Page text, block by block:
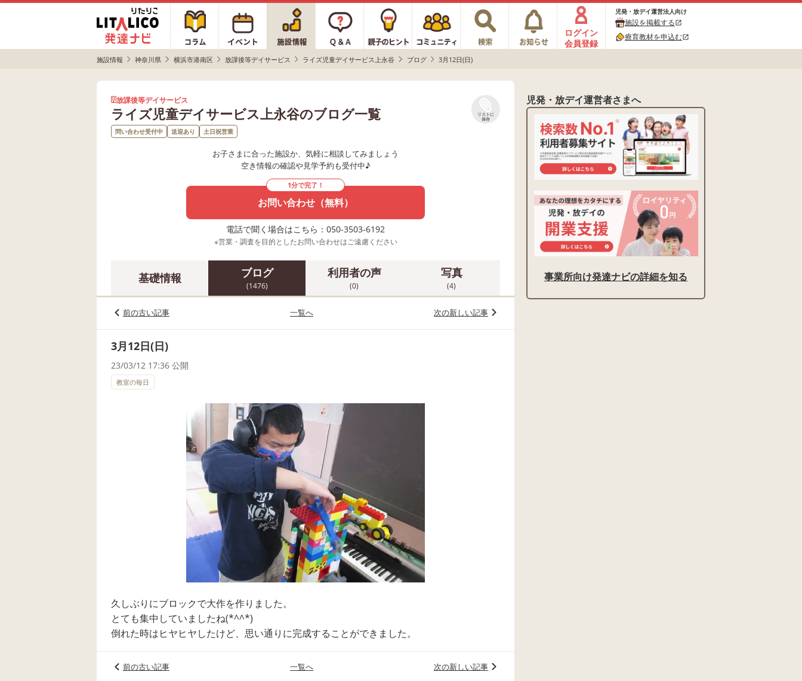
ログイン
会員登録
児発・放デイ運営法人向け
施設を掲載するopen_in_new
療育教材を申込むopen_in_new
施設情報 神奈川県 横浜市港南区 放課後等デイサービス ライズ児童デイサービス上永谷 ブログ 3月12日(日)
放課後等デイサービス
ライズ児童デイサービス上永谷のブログ一覧
リストに
保存
問い合わせ受付中 送迎あり 土日祝営業
お子さまに合った施設か、気軽に相談してみましょう
空き情報の確認や見学予約も受付中♪
1分で完了！
お問い合わせ（無料）
電話で聞く場合はこちら：050-3503-6192
※営業・調査を目的としたお問い合わせはご遠慮ください
基礎情報 ブログ
(1476)
利用者の声
(0)
写真
(4)
前の古い記事 一覧へ 次の新しい記事
3月12日(日)
23/03/12 17:36 公開
教室の毎日
久しぶりにブロックで大作を作りました。
とても集中していましたね(*^^*)
倒れた時はヒヤヒヤしたけど、思い通りに完成することができました。
前の古い記事 一覧へ 次の新しい記事
児発・放デイ運営者さまへ
事業所向け発達ナビの詳細を知る